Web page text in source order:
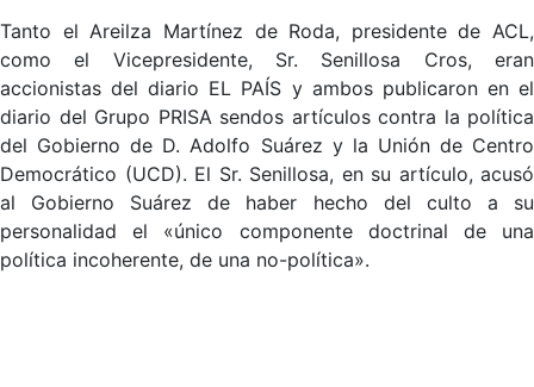
Tanto el Areilza Martínez de Roda, presidente de ACL,
como el Vicepresidente, Sr. Senillosa Cros, eran
accionistas del diario EL PAÍS y ambos publicaron en el
diario del Grupo PRISA sendos artículos contra la política
del Gobierno de D. Adolfo Suárez y la Unión de Centro
Democrático (UCD). El Sr. Senillosa, en su artículo, acusó
al Gobierno Suárez de haber hecho del culto a su
personalidad el «único componente doctrinal de una
política incoherente, de una no-política».